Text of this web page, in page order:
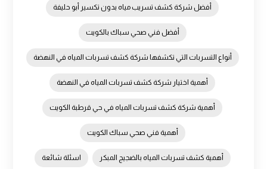
أفضل شركة كشف تسريب مياه بدون تكسير أبو حليفة
أفضل فني صحي سباك بالكويت
أنواع التسربات التي تكشفها شركة كشف تسربات المياه في النهضة
أهمية اختيار شركة كشف تسربات المياه في النهضة
أهمية شركة كشف تسربات المياه في حي قرطبة الكويت
أهمية فني صحي سباك الكويت
أهمية كشف تسربات المياه بالضجيج المبكر اسئلة شائعة